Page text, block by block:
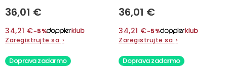
36,01 €
34,21 €−5%
Zaregistrujte sa ›
36,01 €
34,21 €−5%
Zaregistrujte sa ›
Doprava zadarmo Doprava zadarmo